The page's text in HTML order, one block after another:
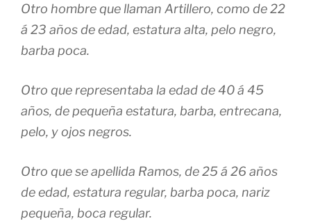
Otro hombre que llaman Artillero, como de 22
á 23 años de edad, estatura alta, pelo negro,
barba poca.
Otro que representaba la edad de 40 á 45
años, de pequeña estatura, barba, entrecana,
pelo, y ojos negros.
Otro que se apellida Ramos, de 25 á 26 años
de edad, estatura regular, barba poca, nariz
pequeña, boca regular.